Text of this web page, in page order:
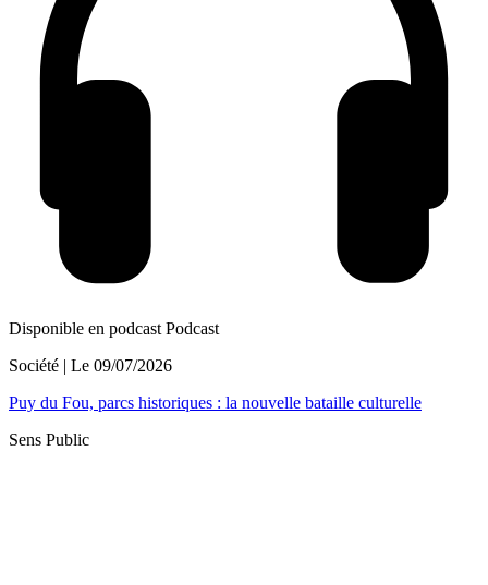
Disponible en podcast Podcast
Société | Le 09/07/2026
Puy du Fou, parcs historiques : la nouvelle bataille culturelle
Sens Public